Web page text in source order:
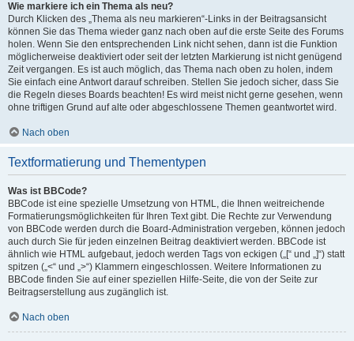
Wie markiere ich ein Thema als neu?
Durch Klicken des „Thema als neu markieren“-Links in der Beitragsansicht
können Sie das Thema wieder ganz nach oben auf die erste Seite des Forums
holen. Wenn Sie den entsprechenden Link nicht sehen, dann ist die Funktion
möglicherweise deaktiviert oder seit der letzten Markierung ist nicht genügend
Zeit vergangen. Es ist auch möglich, das Thema nach oben zu holen, indem
Sie einfach eine Antwort darauf schreiben. Stellen Sie jedoch sicher, dass Sie
die Regeln dieses Boards beachten! Es wird meist nicht gerne gesehen, wenn
ohne triftigen Grund auf alte oder abgeschlossene Themen geantwortet wird.
Nach oben
Textformatierung und Thementypen
Was ist BBCode?
BBCode ist eine spezielle Umsetzung von HTML, die Ihnen weitreichende
Formatierungsmöglichkeiten für Ihren Text gibt. Die Rechte zur Verwendung
von BBCode werden durch die Board-Administration vergeben, können jedoch
auch durch Sie für jeden einzelnen Beitrag deaktiviert werden. BBCode ist
ähnlich wie HTML aufgebaut, jedoch werden Tags von eckigen („[“ und „]“) statt
spitzen („<“ und „>“) Klammern eingeschlossen. Weitere Informationen zu
BBCode finden Sie auf einer speziellen Hilfe-Seite, die von der Seite zur
Beitragserstellung aus zugänglich ist.
Nach oben